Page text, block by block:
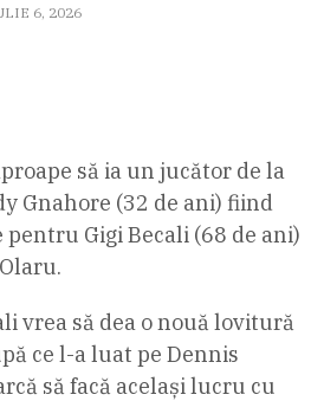
6, 2026
să ia un jucător de la
Gnahore (32 de ani) fiind
Gigi Becali (68 de ani)
vrea să dea o nouă lovitură
ce l-a luat pe Dennis
să facă același lucru cu